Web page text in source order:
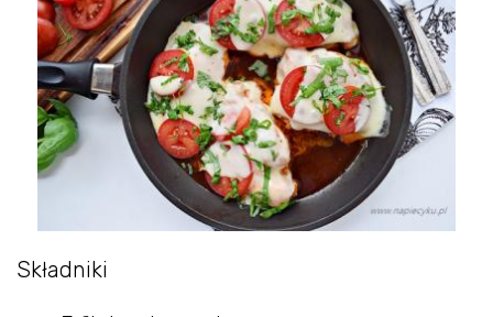
Składniki